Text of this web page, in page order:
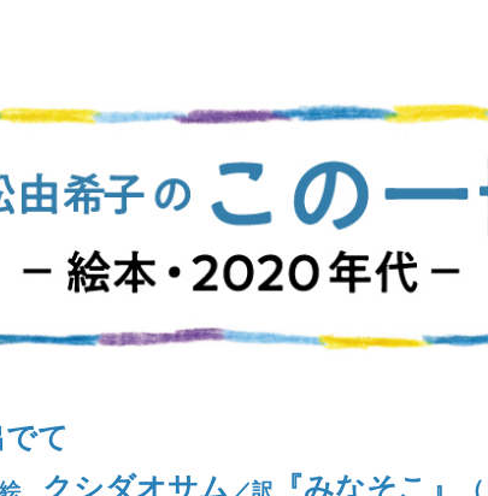
て
絵 クシダオサム ／訳 『みなそこ』